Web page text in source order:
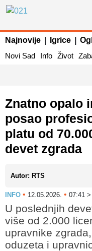
Najnovije Igrice
Novi Sad
Info Život
Znatno opalo
posao
platu od
devet zgrada
Autor: RTS
INFO • 12.05.2026. • 07:41
U poslednjih
više od 2.000
upravnike
oduzeta i